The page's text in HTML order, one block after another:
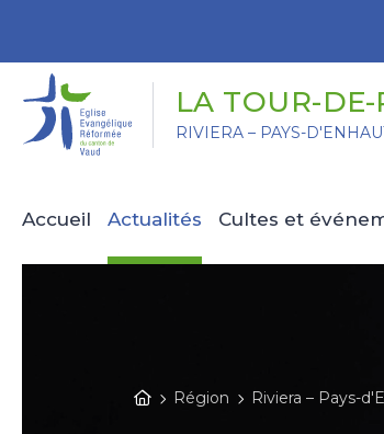
LA TOUR-DE-
RIVIERA – PAYS-
Accueil Actualités Cultes et
Région Riviera – Pays-